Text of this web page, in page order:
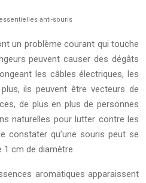
anti-souris
un problème courant qui touche
peuvent causer des dégâts
les câbles électriques, les
ils peuvent être vecteurs de
de plus en plus de personnes
naturelles pour lutter contre les
constater qu’une souris peut se
1 cm de diamètre.
aromatiques apparaissent